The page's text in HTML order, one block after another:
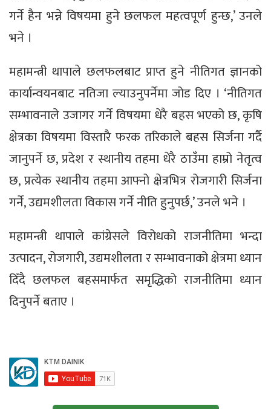
गर्ने हैन भन्ने विषयमा हुने छलफल महत्वपूर्ण हुन्छ,’ उनले
भने ।
महामन्त्री थापाले छलफलबाट प्राप्त हुने नीतिगत ज्ञानको
कार्यान्वयनबाट नतिजा ल्याउनुपर्नेमा जोड दिए । ‘नीतिगत
सम्भावनाले उजागर गर्ने विषयमा धेरै बहस भएको छ, कृषि
क्षेत्रका विषयमा विस्तारै फरक तरिकाले बहस सिर्जना गर्दै
जानुपर्ने छ, प्रदेश र स्थानीय तहमा धेरै ठाउँमा हाम्रो नेतृत्व
छ, प्रत्येक स्थानीय तहमा आफ्नो क्षेत्रभित्र रोजगारी सिर्जना
गर्ने, उद्यमशीलता विकास गर्ने नीति हुनुपर्छ,’ उनले भने ।
महामन्त्री थापाले कांग्रेसले विरोधको राजनीतिमा भन्दा
उत्पादन, रोजगारी, उद्यमशीलता र सम्भावनाको क्षेत्रमा ध्यान
दिँदै छलफल बहसमार्फत समृद्धिको राजनीतिमा ध्यान
दिनुपर्ने बताए ।